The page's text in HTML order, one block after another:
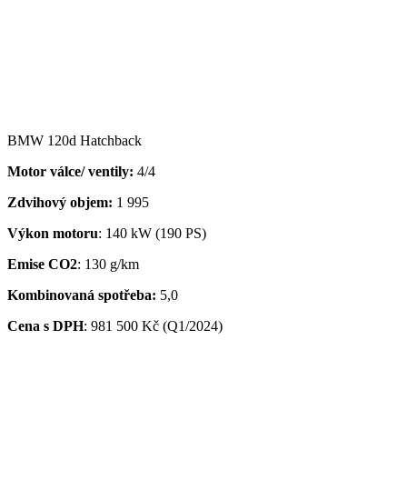
BMW 120d Hatchback
Motor válce/ ventily: 4/4
Zdvihový objem: 1 995
Výkon motoru: 140 kW (190 PS)
Emise CO2: 130 g/km
Kombinovaná spotřeba: 5,0
Cena s DPH: 981 500 Kč (Q1/2024)